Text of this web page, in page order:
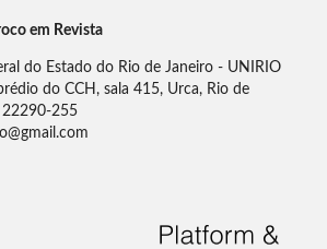
em Revista
do Estado do Rio de Janeiro - UNIRIO
do CCH, sala 415, Urca, Rio de
22290-255